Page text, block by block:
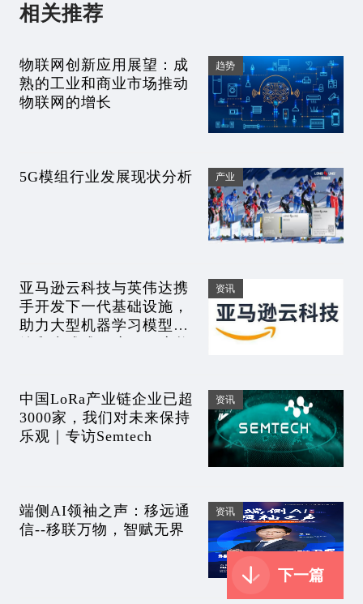
相关推荐
物联网创新应用展望：成
熟的工业和商业市场推动
物联网的增长
趋势
5G模组行业发展现状分析 产业
亚马逊云科技与英伟达携
手开发下一代基础设施，
助力大型机器学习模型训
资讯
中国LoRa产业链企业已超
3000家，我们对未来保持
乐观｜专访Semtech
资讯
端侧AI领袖之声：移远通
信--移联万物，智赋无界
资讯
下一篇